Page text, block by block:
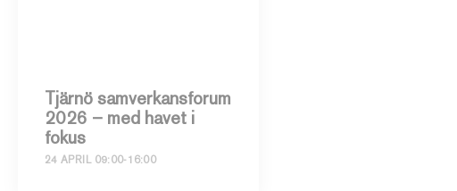
Tjärnö samverkansforum
2026 – med havet i
fokus
24 APRIL 09:00-16:00